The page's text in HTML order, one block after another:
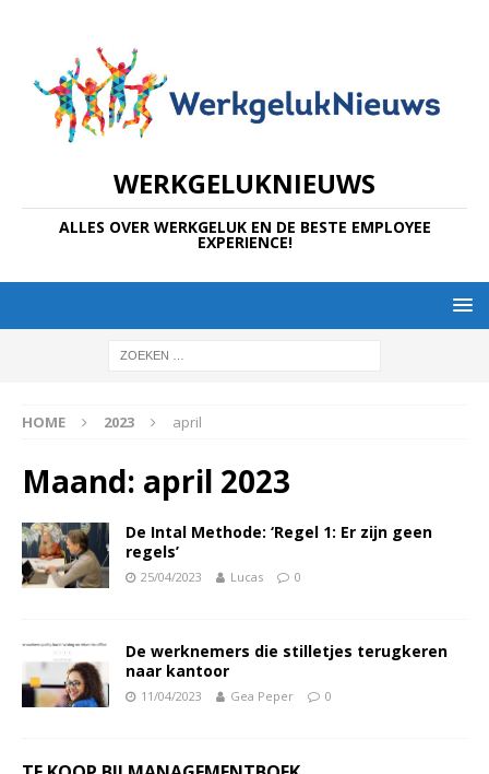
WERKGELUKNIEUWS
ALLES OVER WERKGELUK EN DE BESTE EMPLOYEE
EXPERIENCE!
HOME 2023 april
Maand: april 2023
De Intal Methode: ‘Regel 1: Er zijn geen
regels’
25/04/2023 Lucas 0
De werknemers die stilletjes terugkeren
naar kantoor
11/04/2023 Gea Peper 0